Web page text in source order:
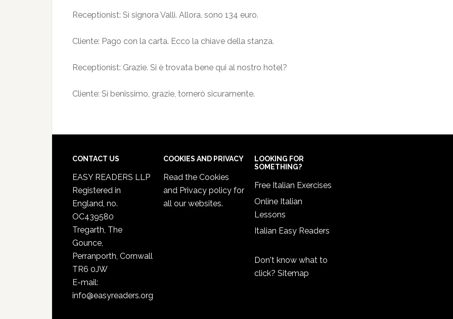
Receptionist: Sì signora Valli. Allora, sono 134 euro.
Cliente: Pago con la carta. Ecco la chiave della stanza.
Receptionist: Grazie. Si è trovata bene qui al nostro hotel?
Cliente: Sì benissimo, grazie, tornerò sicuramente.
CONTACT US
EASY READERS LLP
Registered in
England, no.
OC439580
Tregarth, The
Gounce,
Perranporth, Cornwall
TR6 0JW
E-mail:
info@easyreaders.org
COOKIES AND PRIVACY
Read the Cookies
and Privacy policy for
all our websites.
LOOKING FOR
SOMETHING?
Free Italian Exercises
Online Italian
Lessons
Italian Easy Readers
Don't know what to
click? Sitemap